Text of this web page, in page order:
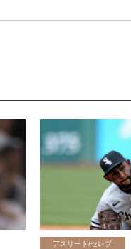
アスリート/セレブ